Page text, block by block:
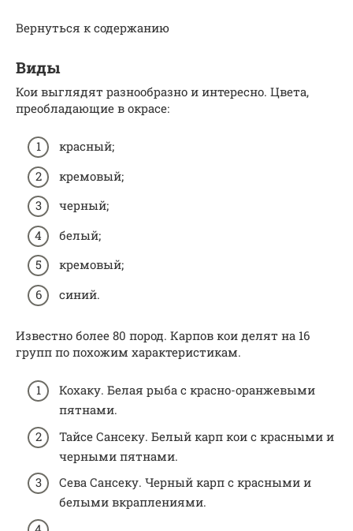
Вернуться к содержанию
Виды
Кои выглядят разнообразно и интересно. Цвета,
преобладающие в окрасе:
красный;
кремовый;
черный;
белый;
кремовый;
синий.
Известно более 80 пород. Карпов кои делят на 16
групп по похожим характеристикам.
Кохаку. Белая рыба с красно-оранжевыми
пятнами.
Тайсе Сансеку. Белый карп кои с красными и
черными пятнами.
Сева Сансеку. Черный карп с красными и
белыми вкраплениями.